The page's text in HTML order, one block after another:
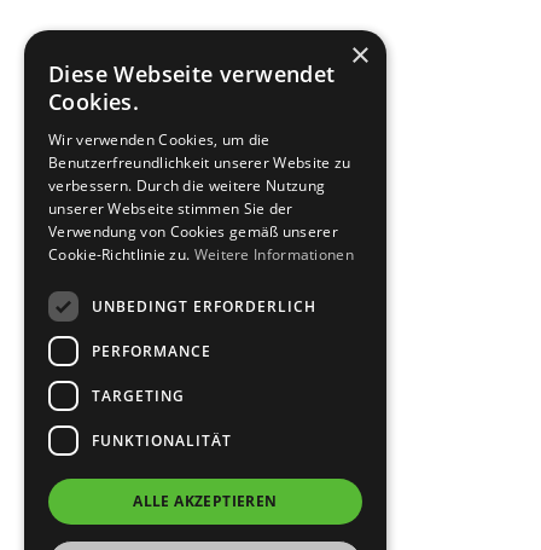
×
Diese Webseite verwendet
Cookies.
Wir verwenden Cookies, um die
Benutzerfreundlichkeit unserer Website zu
verbessern. Durch die weitere Nutzung
unserer Webseite stimmen Sie der
Verwendung von Cookies gemäß unserer
Cookie-Richtlinie zu. Weitere Informationen
UNBEDINGT ERFORDERLICH
PERFORMANCE
TARGETING
FUNKTIONALITÄT
ALLE AKZEPTIEREN